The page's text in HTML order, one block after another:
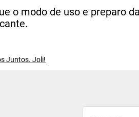
o modo de uso e preparo
Juntos. Joli!